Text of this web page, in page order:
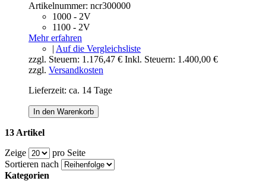
Artikelnummer: ncr300000
1000 - 2V
1100 - 2V
Mehr erfahren
| Auf die Vergleichsliste
zzgl. Steuern: 1.176,47 € Inkl. Steuern: 1.400,00 €
zzgl. Versandkosten
Lieferzeit: ca. 14 Tage
In den Warenkorb
13 Artikel
Zeige
pro Seite
Sortieren nach
Kategorien